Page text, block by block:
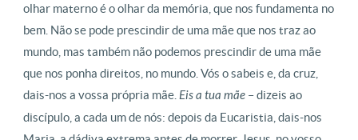
olhar materno é o olhar da memória, que nos fundamenta no
bem. Não se pode prescindir de uma mãe que nos traz ao
mundo, mas também não podemos prescindir de uma mãe
que nos ponha direitos, no mundo. Vós o sabeis e, da cruz,
dais-nos a vossa própria mãe. Eis a tua mãe – dizeis ao
discípulo, a cada um de nós: depois da Eucaristia, dais-nos